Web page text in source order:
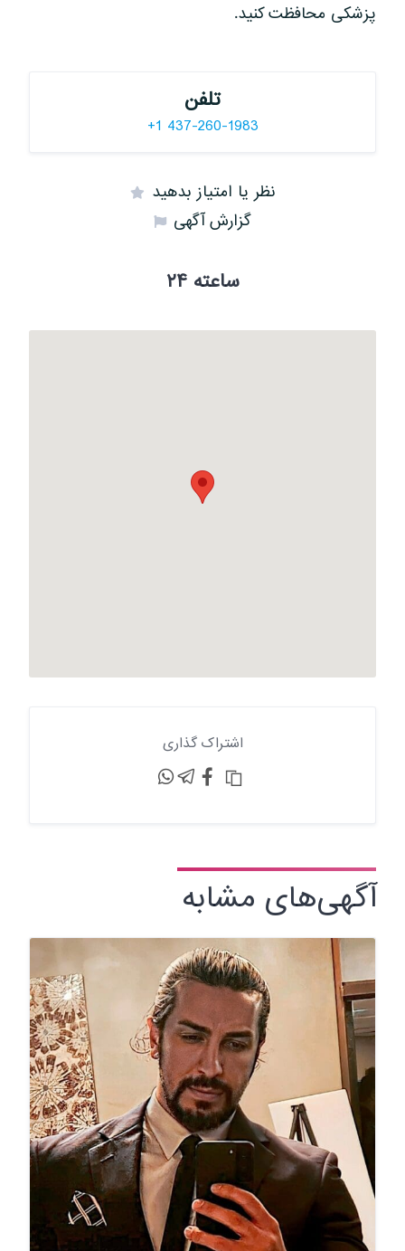
پزشکی محافظت کنید.
تلفن
+1 437-260-1983
نظر یا امتیاز بدهید
گزارش آگهی
۲۴ ساعته
اشتراک گذاری
آگهی‌های مشابه